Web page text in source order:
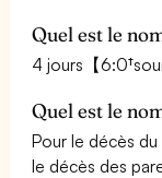
Quel est le
4 jours【
Quel est le
Pour le décès
le décès des